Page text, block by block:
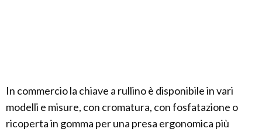
In commercio la chiave a rullino è disponibile in vari
modelli e misure, con cromatura, con fosfatazione o
ricoperta in gomma per una presa ergonomica più